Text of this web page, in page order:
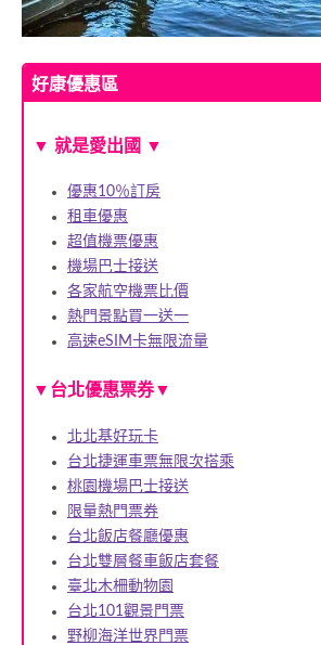
好康優惠區
▼ 就是愛出國 ▼
優惠10％訂房
租車優惠
超值機票優惠
機場巴士接送
各家航空機票比價
熱門景點買一送一
高速eSIM卡無限流量
▼ 台北優惠票券▼
北北基好玩卡
台北捷運車票無限次搭乘
桃園機場巴士接送
限量熱門票券
台北飯店餐廳優惠
台北雙層餐車飯店套餐
臺北木柵動物園
台北101觀景門票
野柳海洋世界門票